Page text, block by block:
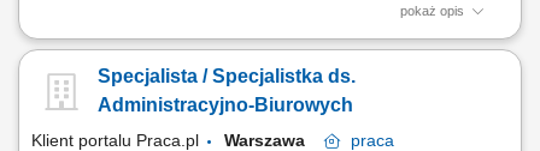
pokaż opis
Opis stanowiska Wsparcie zespołu w codziennych zadaniach
aktualizacja informacji w systemach firmowych. Segregowanie,
archiwizacja i przygotowywanie dokumentacji. Pomoc przy obsłudze
Specjalista / Specjalistka ds.
Administracyjno-Biurowych
Klient portalu Praca.pl Warszawa
praca